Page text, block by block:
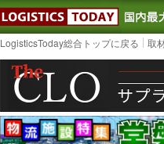
LogisticsToday総合トップに戻る 取